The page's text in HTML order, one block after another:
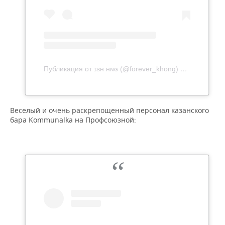
Публикация от ɪsʜ ʜɴɢ (@forever_khong) 16 Май 2020
Веселый и очень раскрепощенный персонал казанского
бара Kommunalka на Профсоюзной: